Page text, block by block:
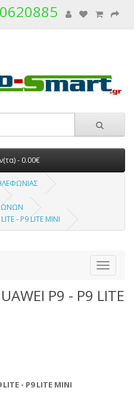
- 0.00€
- P9 LITE MINI
P9 - P9 LITE
- P9 LITE MINI